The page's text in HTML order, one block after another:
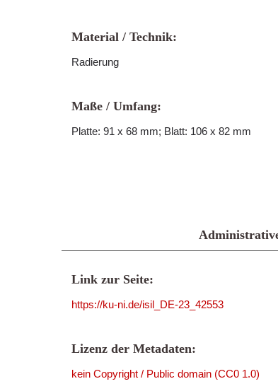
Material / Technik:
Radierung
Maße / Umfang:
Platte: 91 x 68 mm; Blatt: 106 x 82 mm
Link zur Seite:
https://ku-ni.de/isil_DE-23_42553
Lizenz der Metadaten:
kein Copyright / Public domain (CC0 1.0)